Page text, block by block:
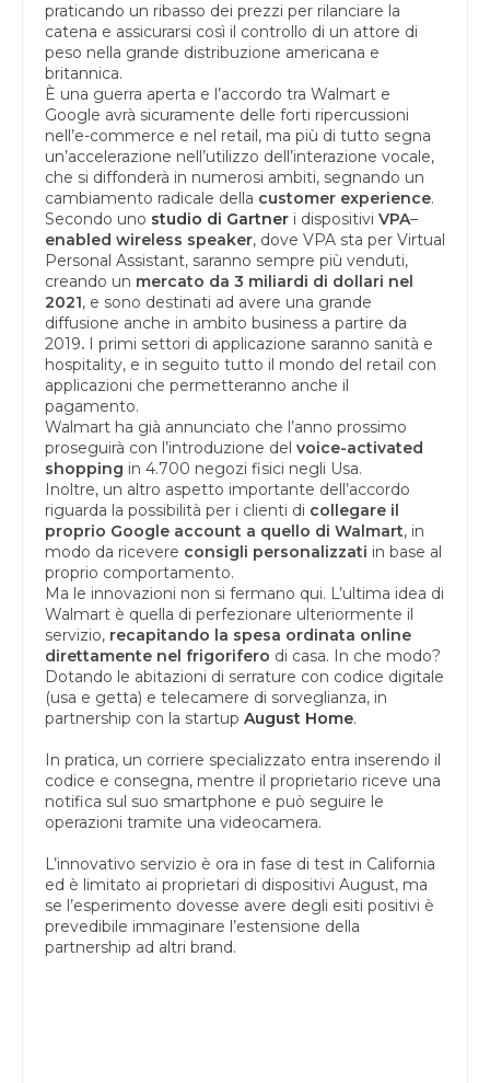
praticando un ribasso dei prezzi per rilanciare la
catena e assicurarsi così il controllo di un attore di
peso nella grande distribuzione americana e
britannica.
È una guerra aperta e l’accordo tra Walmart e
Google avrà sicuramente delle forti ripercussioni
nell’e-commerce e nel retail, ma più di tutto segna
un’accelerazione nell’utilizzo dell’interazione vocale,
che si diffonderà in numerosi ambiti, segnando un
cambiamento radicale della customer experience.
Secondo uno studio di Gartner i dispositivi VPA–
enabled wireless speaker, dove VPA sta per Virtual
Personal Assistant, saranno sempre più venduti,
creando un mercato da 3 miliardi di dollari nel
2021, e sono destinati ad avere una grande
diffusione anche in ambito business a partire da
2019. I primi settori di applicazione saranno sanità e
hospitality, e in seguito tutto il mondo del retail con
applicazioni che permetteranno anche il
pagamento.
Walmart ha già annunciato che l’anno prossimo
proseguirà con l’introduzione del voice-activated
shopping in 4.700 negozi fisici negli Usa.
Inoltre, un altro aspetto importante dell’accordo
riguarda la possibilità per i clienti di collegare il
proprio Google account a quello di Walmart, in
modo da ricevere consigli personalizzati in base al
proprio comportamento.
Ma le innovazioni non si fermano qui. L’ultima idea di
Walmart è quella di perfezionare ulteriormente il
servizio, recapitando la spesa ordinata online
direttamente nel frigorifero di casa. In che modo?
Dotando le abitazioni di serrature con codice digitale
(usa e getta) e telecamere di sorveglianza, in
partnership con la startup August Home.
In pratica, un corriere specializzato entra inserendo il
codice e consegna, mentre il proprietario riceve una
notifica sul suo smartphone e può seguire le
operazioni tramite una videocamera.
L’innovativo servizio è ora in fase di test in California
ed è limitato ai proprietari di dispositivi August, ma
se l’esperimento dovesse avere degli esiti positivi è
prevedibile immaginare l’estensione della
partnership ad altri brand.